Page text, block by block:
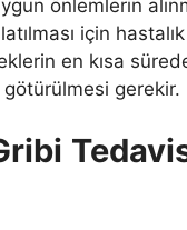
önlemlerin
için
en kısa
gerekir.